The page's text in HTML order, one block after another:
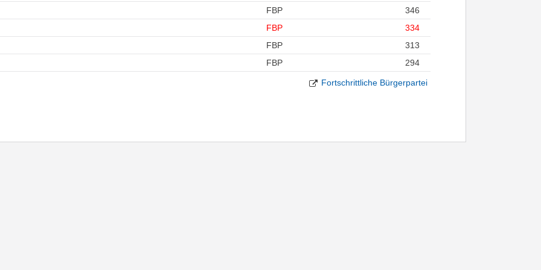
FBP
346
FBP
334
FBP
313
FBP 294
Fortschrittliche Bürgerpartei